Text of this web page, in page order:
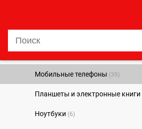
Мобильные телефоны (39)
Планшеты и электронные книги
Ноутбуки (6)